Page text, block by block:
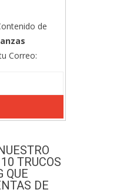
de
Correo:
TRUCOS
QUE
DE